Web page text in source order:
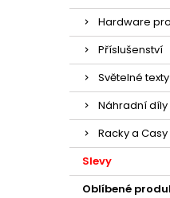
Hardware
Příslušenství
Světelné
Náhradní díly
Racky a Casy
Slevy
Oblíbené